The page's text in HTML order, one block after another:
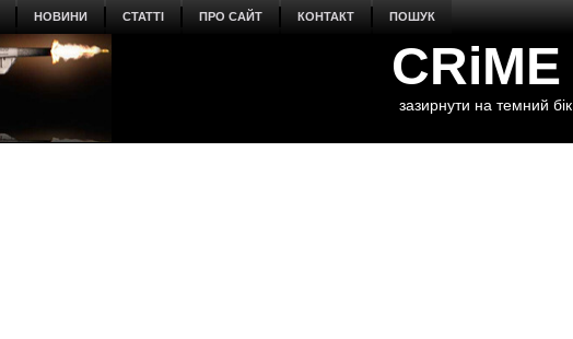
НОВИНИ СТАТТІ ПРО САЙТ КОНТАКТ ПОШУК
CRiME
зазирнути на темний бік